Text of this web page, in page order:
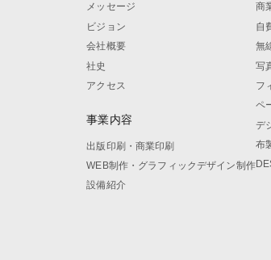
メッセージ
ビジョン
会社概要
社史
アクセス
事業内容
出版印刷・商業印刷
WEB制作・グラフィックデザイン制作
設備紹介
商
自
無
写
フ
ペ
デ
布